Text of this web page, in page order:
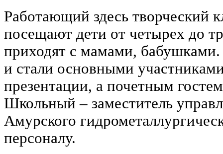
Работающий здесь творческий
посещают дети от четырех до
приходят с мамами,
и стали основными
презентации, а почетным
Школьный – заместитель
Амурского
персоналу.